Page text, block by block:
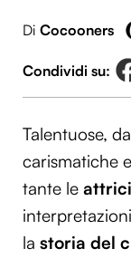
Di Cocooners
Talentuose,
carismatiche
tante le
la storia del